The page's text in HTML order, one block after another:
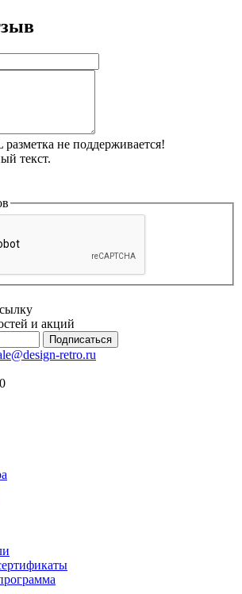
не поддерживается!
текст.
и акций
retro.ru